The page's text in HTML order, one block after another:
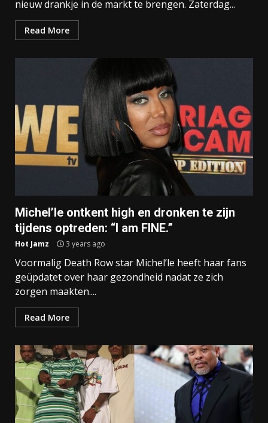
nieuw drankje in de markt te brengen. Zaterdag...
Read More
Michel’le ontkent high en dronken te zijn
tijdens optreden: “I am FINE.”
Hot Jamz 3 years ago
Voormalig Death Row star Michel’le heeft haar fans
geüpdatet over haar gezondheid nadat ze zich
zorgen maakten....
Read More